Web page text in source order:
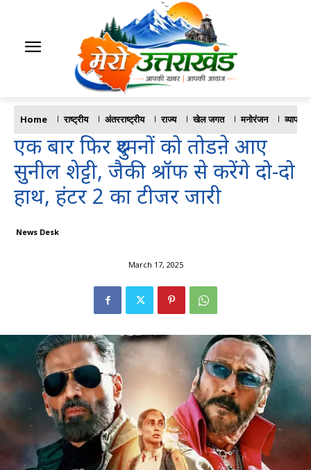
Home राष्ट्रीय अंतरराष्ट्रीय राज्य खेल जगत मनोरंजन व्यापार
एक बार फिर दुश्मनों को तोडऩे आए
सुनील शेट्टी, जैकी श्रॉफ से करेंगे दो-दो
हाथ, हंटर 2 का टीजर जारी
News Desk
March 17, 2025